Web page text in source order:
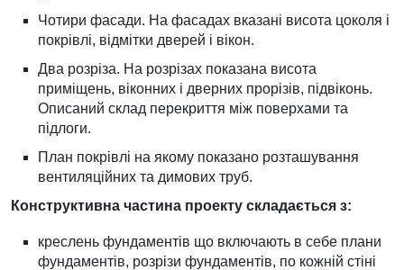
Чотири фасади. На фасадах вказані висота цоколя і
покрівлі, відмітки дверей і вікон.
Два розріза. На розрізах показана висота
приміщень, віконних і дверних прорізів, підвіконь.
Описаний склад перекриття між поверхами та
підлоги.
План покрівлі на якому показано розташування
вентиляційних та димових труб.
Конструктивна частина проекту складається з:
креслень фундаментів що включають в себе плани
фундаментів, розрізи фундаментів, по кожній стіні